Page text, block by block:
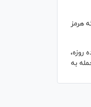
هرمز
روزه،
به